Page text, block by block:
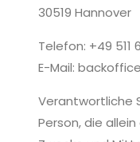
30519 Hannover
Telefon: +49 511
E-Mail:
Verantwortliche
Person, die